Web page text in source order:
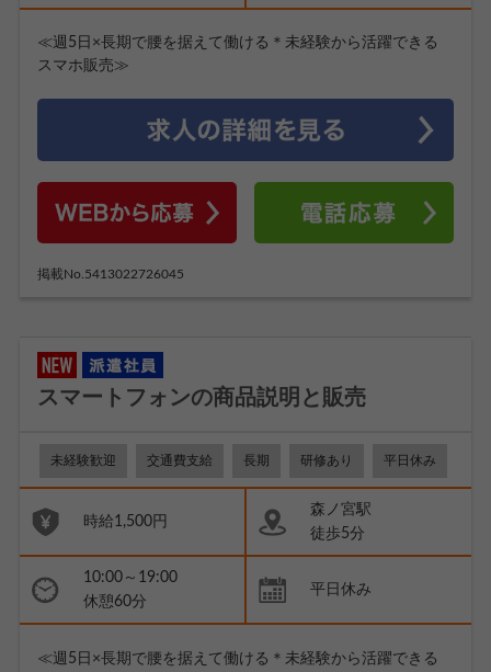
≪週5日×長期で腰を据えて働ける＊未経験から活躍できる
スマホ販売≫
掲載No.5413022726045
スマートフォンの商品説明と販売
未経験歓迎 交通費支給 長期 研修あり 平日休み
時給1,500円
森ノ宮駅
徒歩5分
10:00～19:00
休憩60分
平日休み
≪週5日×長期で腰を据えて働ける＊未経験から活躍できる